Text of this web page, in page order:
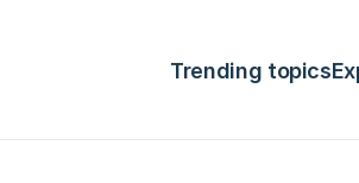
Trending topics